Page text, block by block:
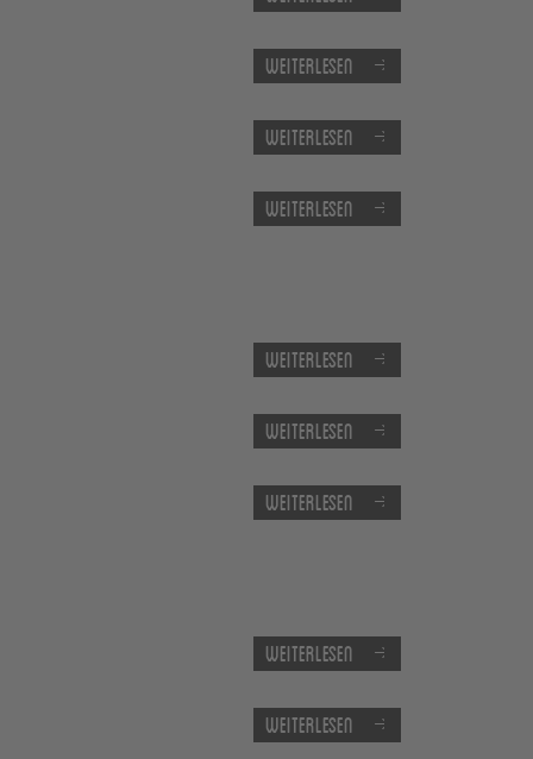
Weiterlesen
Weiterlesen
Weiterlesen
Weiterlesen
Weiterlesen
Weiterlesen
Weiterlesen
Weiterlesen